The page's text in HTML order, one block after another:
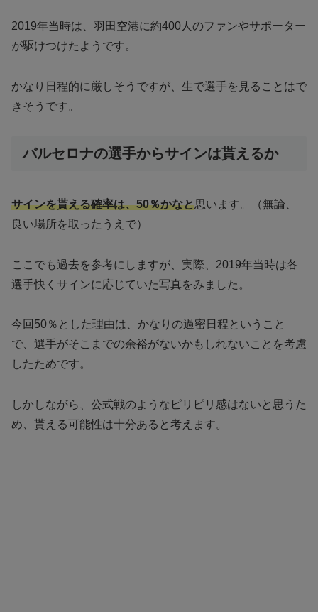
2019年当時は、羽田空港に約400人のファンやサポーター
が駆けつけたようです。
かなり日程的に厳しそうですが、生で選手を見ることはで
きそうです。
バルセロナの選手からサインは貰えるか
サインを貰える確率は、50％かなと思います。（無論、
良い場所を取ったうえで）
ここでも過去を参考にしますが、実際、2019年当時は各
選手快くサインに応じていた写真をみました。
今回50％とした理由は、かなりの過密日程ということ
で、選手がそこまでの余裕がないかもしれないことを考慮
したためです。
しかしながら、公式戦のようなピリピリ感はないと思うた
め、貰える可能性は十分あると考えます。